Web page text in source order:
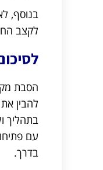
בנוסף,
לקצב
הסבת
להבין
בתהליך
עם
בדרך.